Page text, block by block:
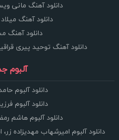
دانلود آهنگ مانی
دانلود آهنگ
دانلود آهنگ
دانلود آهنگ توحید پیری
آلبوم
دانلود آلبوم
دانلود آلبوم فرزینم4 ای
دانلود آلبوم هاشم
دانلود آلبوم امیرشهاب مهدیزاده